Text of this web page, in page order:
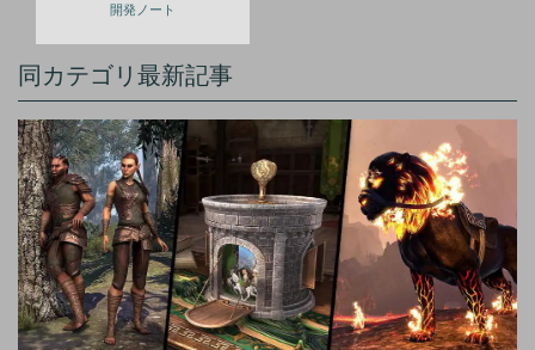
開発ノート
同カテゴリ最新記事